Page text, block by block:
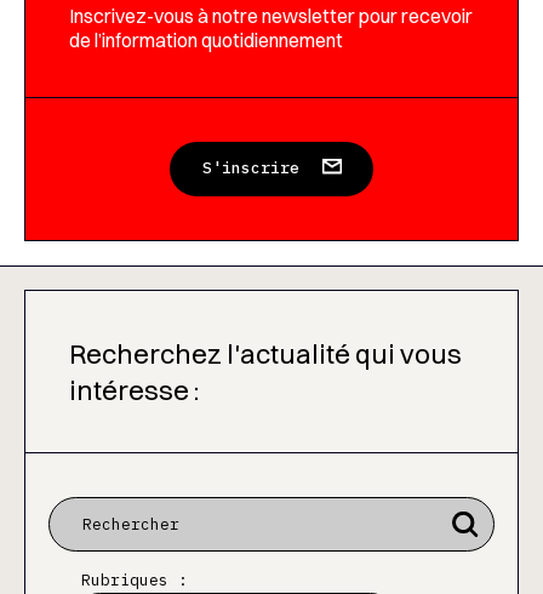
Inscrivez-vous à notre newsletter pour recevoir
de l’information quotidiennement
S'inscrire
Recherchez l'actualité qui vous
intéresse :
Rubriques :